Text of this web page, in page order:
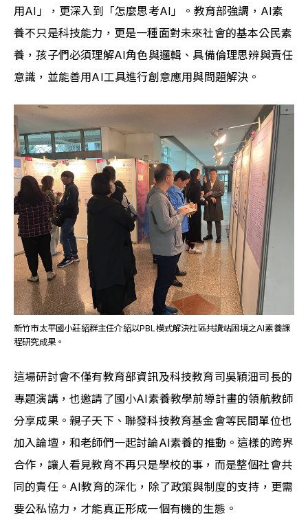
用AI」，更深入到「怎麼思考AI」。教育部強調，AI素
養不只是科技能力，更是一種面對未來社會的基本公民素
養，孩子們必須理解AI角色與邏輯、具備倫理思辨與責任
意識，並能善用AI工具進行創意應用與問題解決。
新竹市太平國小莊紹群主任介紹以PBL模式解決社區共讀站困境之AI素養課
程研究成果。
這場研討會不僅有教育部資訊及科技教育司吳穎沺司長的
專題演講，也邀請了國小AI素養教學前導計畫的領航教師
分享成果。親子天下、聯發科技教育基金會等民間單位也
加入論壇，和老師們一起討論AI素養的推動。這樣的跨界
合作，讓人看見教育不再只是學校的事，而是整個社會共
同的責任。AI教育的深化，除了政策與制度的支持，更需
要公私協力，才能真正形成一個有機的生態。